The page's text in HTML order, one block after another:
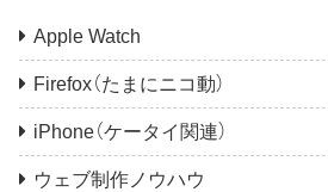
Apple Watch
Firefox（たまにニコ動）
iPhone（ケータイ関連）
ウェブ制作ノウハウ